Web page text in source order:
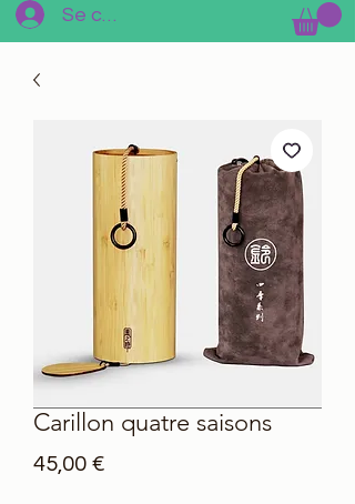
Se connecter
Carillon quatre saisons
45,00 €Prix